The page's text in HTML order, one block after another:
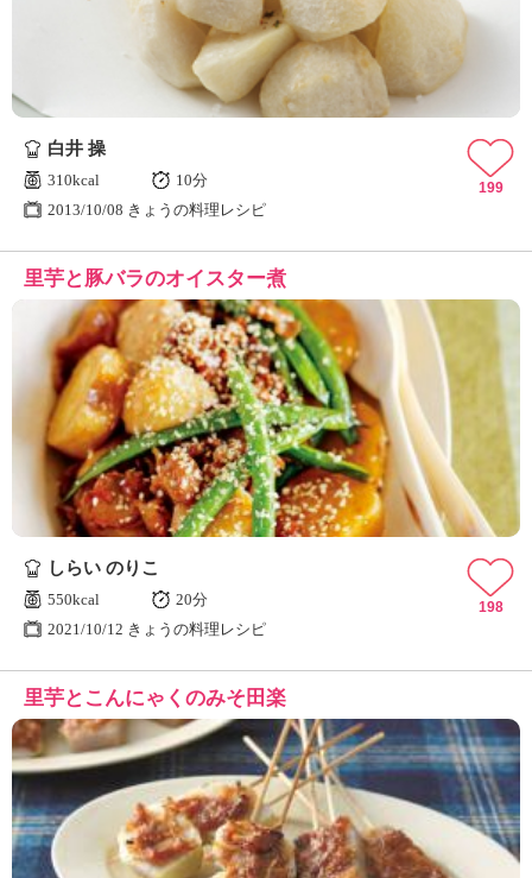
白井 操
310kcal
10分
2013/10/08 きょうの料理レシピ
199
里芋と豚バラのオイスター煮
しらい のりこ
550kcal
20分
2021/10/12 きょうの料理レシピ
198
里芋とこんにゃくのみそ田楽